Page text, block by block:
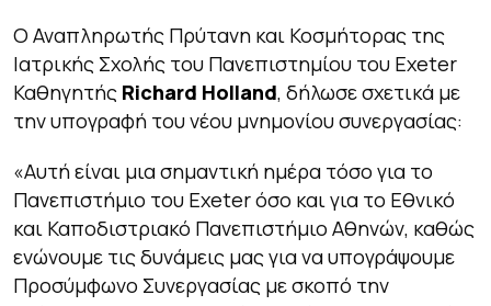
Ο Αναπληρωτής Πρύτανη και Κοσμήτορας της
Ιατρικής Σχολής του Πανεπιστημίου του Exeter
Καθηγητής Richard Holland, δήλωσε σχετικά με
την υπογραφή του νέου μνημονίου συνεργασίας:
«Αυτή είναι μια σημαντική ημέρα τόσο για το
Πανεπιστήμιο του Exeter όσο και για το Εθνικό
και Καποδιστριακό Πανεπιστήμιο Αθηνών, καθώς
ενώνουμε τις δυνάμεις μας για να υπογράψουμε
Προσύμφωνο Συνεργασίας με σκοπό την